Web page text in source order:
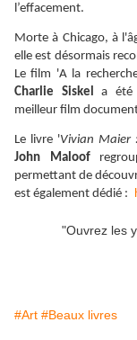
l’effacement.
Morte à Chicago, à
elle est désormais
Le film 'A la
Charlie Siskel
a été
meilleur film
Le livre 'Vivian Maier
John Maloof
permettant de
est également dédié :
"Ouvrez les
#Art #Beaux livres